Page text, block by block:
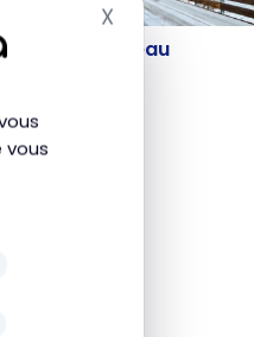
vous
XMasquer le
Le Château
ALL
Le Château
ALL